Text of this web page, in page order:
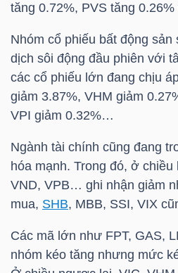
tăng 0.72%, PVS tăng 0.26%
Nhóm cổ phiếu bất động
dịch sôi động đầu phiên với
các cổ phiếu lớn đang chịu
giảm 3.87%, VHM giảm
VPI giảm 0.32%…
Ngành tài chính cũng đang
hóa mạnh. Trong đó, ở chiều
VND, VPB… ghi nhận giảm
mua, SHB, MBB, SSI, VIX
Các mã lớn như FPT, GAS,
nhóm kéo tăng nhưng mức